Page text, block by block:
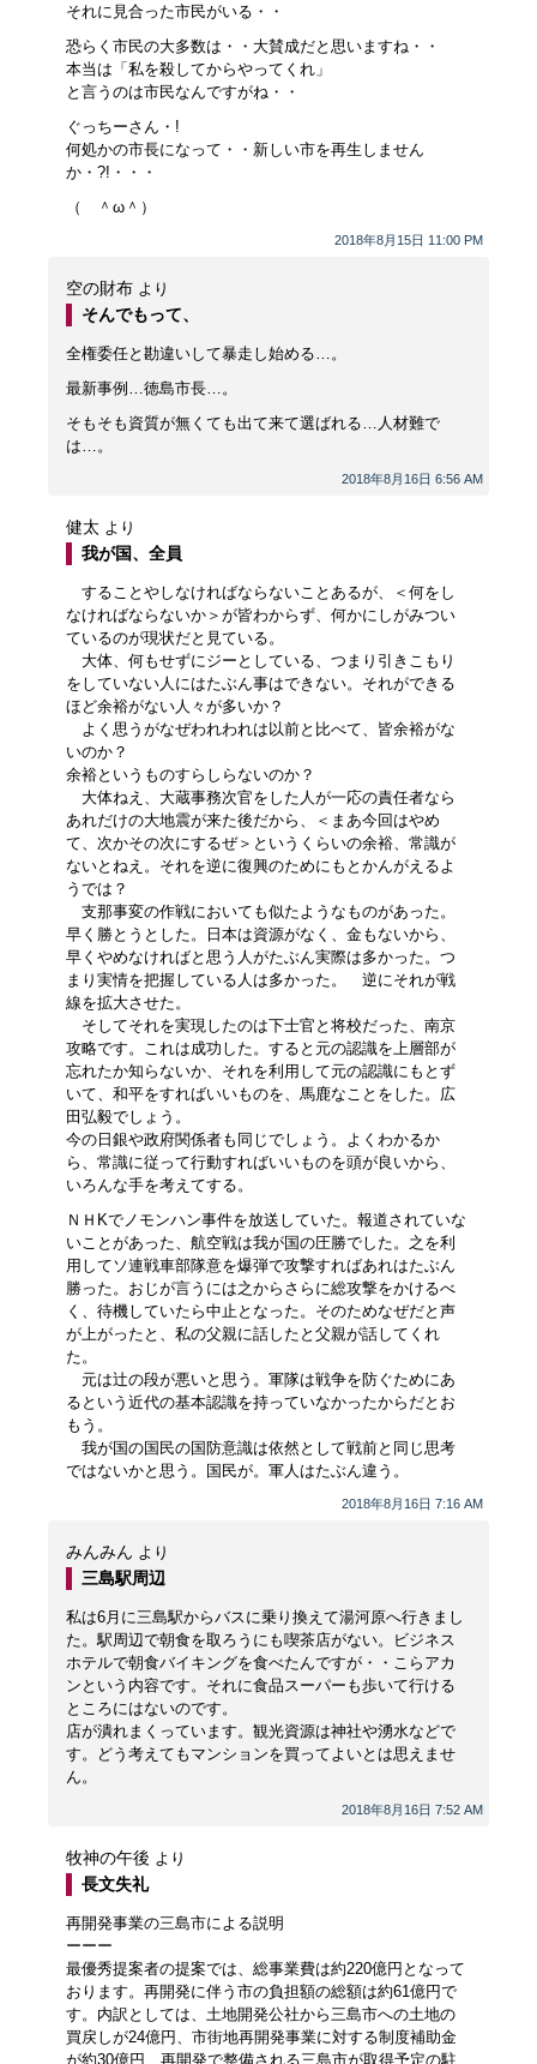
2018年8月15日 11:00 PM
それに見合った市民がいる・・
恐らく市民の大多数は・・大賛成だと思いますね・・
本当は「私を殺してからやってくれ」
と言うのは市民なんですがね・・
ぐっちーさん・!
何処かの市長になって・・新しい市を再生しません
か・?!・・・
（ ＾ω＾）
空の財布 より
2018年8月16日 6:56 AM
そんでもって、
全権委任と勘違いして暴走し始める…。
最新事例…徳島市長…。
そもそも資質が無くても出て来て選ばれる…人材難で
は…。
健太 より
2018年8月16日 7:16 AM
我が国、全員
することやしなければならないことあるが、＜何をし
なければならないか＞が皆わからず、何かにしがみつい
ているのが現状だと見ている。
大体、何もせずにジーとしている、つまり引きこもり
をしていない人にはたぶん事はできない。それができる
ほど余裕がない人々が多いか？
よく思うがなぜわれわれは以前と比べて、皆余裕がな
いのか？
余裕というものすらしらないのか？
大体ねえ、大蔵事務次官をした人が一応の責任者なら
あれだけの大地震が来た後だから、＜まあ今回はやめ
て、次かその次にするぜ＞というくらいの余裕、常識が
ないとねえ。それを逆に復興のためにもとかんがえるよ
うでは？
支那事変の作戦においても似たようなものがあった。
早く勝とうとした。日本は資源がなく、金もないから、
早くやめなければと思う人がたぶん実際は多かった。つ
まり実情を把握している人は多かった。 逆にそれが戦
線を拡大させた。
そしてそれを実現したのは下士官と将校だった、南京
攻略です。これは成功した。すると元の認識を上層部が
忘れたか知らないか、それを利用して元の認識にもとず
いて、和平をすればいいものを、馬鹿なことをした。広
田弘毅でしょう。
今の日銀や政府関係者も同じでしょう。よくわかるか
ら、常識に従って行動すればいいものを頭が良いから、
いろんな手を考えてする。
ＮＨKでノモンハン事件を放送していた。報道されていな
いことがあった、航空戦は我が国の圧勝でした。之を利
用してソ連戦車部隊意を爆弾で攻撃すればあれはたぶん
勝った。おじが言うには之からさらに総攻撃をかけるべ
く、待機していたら中止となった。そのためなぜだと声
が上がったと、私の父親に話したと父親が話してくれ
た。
元は辻の段が悪いと思う。軍隊は戦争を防ぐためにあ
るという近代の基本認識を持っていなかったからだとお
もう。
我が国の国民の国防意識は依然として戦前と同じ思考
ではないかと思う。国民が。軍人はたぶん違う。
みんみん より
2018年8月16日 7:52 AM
三島駅周辺
私は6月に三島駅からバスに乗り換えて湯河原へ行きまし
た。駅周辺で朝食を取ろうにも喫茶店がない。ビジネス
ホテルで朝食バイキングを食べたんですが・・こらアカ
ンという内容です。それに食品スーパーも歩いて行ける
ところにはないのです。
店が潰れまくっています。観光資源は神社や湧水などで
す。どう考えてもマンションを買ってよいとは思えませ
ん。
牧神の午後 より
長文失礼
再開発事業の三島市による説明
ーーー
最優秀提案者の提案では、総事業費は約220億円となって
おります。再開発に伴う市の負担額の総額は約61億円で
す。内訳としては、土地開発公社から三島市への土地の
買戻しが24億円、市街地再開発事業に対する制度補助金
が約30億円、再開発で整備される三島市が取得予定の駐